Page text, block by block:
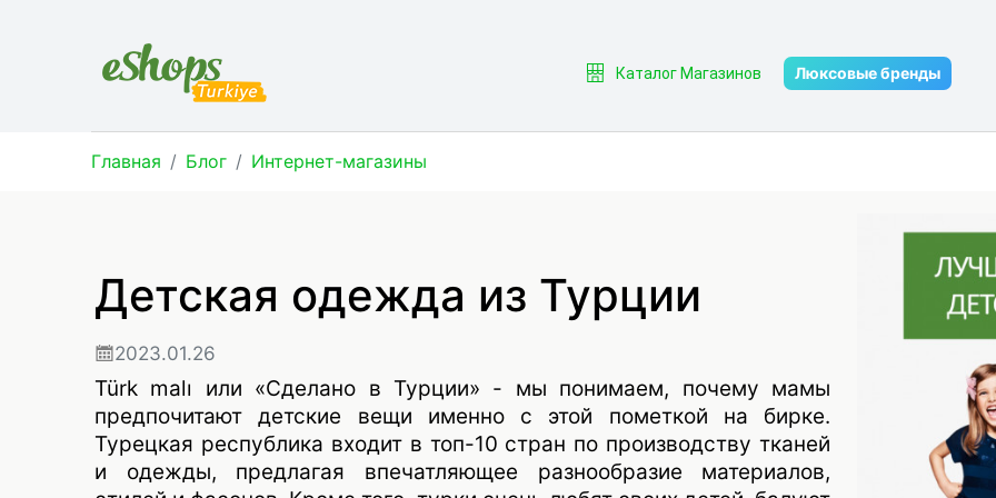
Каталог Магазинов Люксовые бренды
Главная Блог Интернет-магазины
Детская одежда из Турции
2023.01.26
Türk malı или «Сделано в Турции» - мы понимаем, почему мамы
предпочитают детские вещи именно с этой пометкой на бирке.
Турецкая республика входит в топ-10 стран по производству тканей
и одежды, предлагая впечатляющее разнообразие материалов,